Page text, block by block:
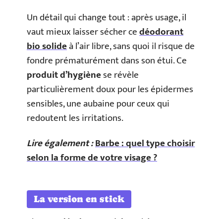
Un détail qui change tout : après usage, il
vaut mieux laisser sécher cedéodorant
bio solideà l’air libre, sans quoi il risque de
fondre prématurément dans son étui. Ce
produit d’hygiènese révèle
particulièrement doux pour les épidermes
sensibles, une aubaine pour ceux qui
redoutent les irritations.
Lire également :Barbe : quel type choisir
selon la forme de votre visage ?
La version en stick